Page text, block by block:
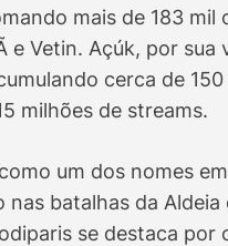
mais de 183
e Vetin. Açúk, por
cerca de
milhões de streams.
um dos nomes
batalhas da
se destaca